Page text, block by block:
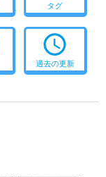
タグ
access_time
過去の更新